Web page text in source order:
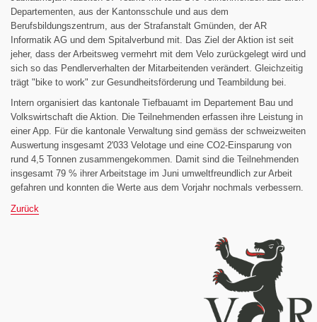
Departementen, aus der Kantonsschule und aus dem
Berufsbildungszentrum, aus der Strafanstalt Gmünden, der AR
Informatik AG und dem Spitalverbund mit. Das Ziel der Aktion ist seit
jeher, dass der Arbeitsweg vermehrt mit dem Velo zurückgelegt wird und
sich so das Pendlerverhalten der Mitarbeitenden verändert. Gleichzeitig
trägt "bike to work" zur Gesundheitsförderung und Teambildung bei.
Intern organisiert das kantonale Tiefbauamt im Departement Bau und
Volkswirtschaft die Aktion. Die Teilnehmenden erfassen ihre Leistung in
einer App. Für die kantonale Verwaltung sind gemäss der schweizweiten
Auswertung insgesamt 2'033 Velotage und eine CO2-Einsparung von
rund 4,5 Tonnen zusammengekommen. Damit sind die Teilnehmenden
insgesamt 79 % ihrer Arbeitstage im Juni umweltfreundlich zur Arbeit
gefahren und konnten die Werte aus dem Vorjahr nochmals verbessern.
Zurück